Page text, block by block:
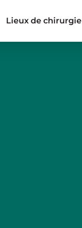
Lieux de chirurgie